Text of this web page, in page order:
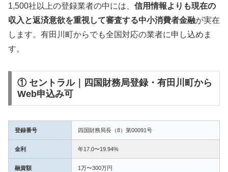
1,500社以上の登録業者の中には、 信用情報よりも現在の
収入と返済意欲を重視して審査する中小消費者金融が実在
します。有田川町からでも全国対応の業者に申し込めま
す。
① セントラル｜四国財務局登録・有田川町から
Web申込み可
登録番号 四国財務局長（8）第00091号
金利 年17.0〜19.94%
融資額 1万〜300万円